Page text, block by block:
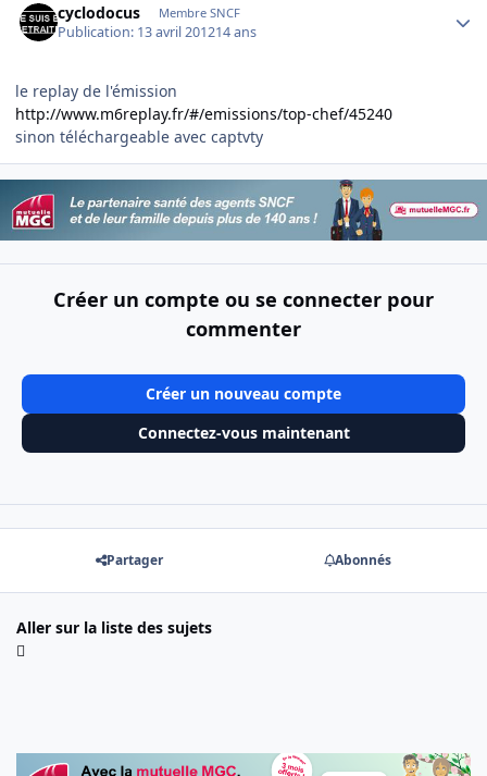
cyclodocus Membre SNCF
Publication: 13 avril 201214 ans
le replay de l'émission
http://www.m6replay.fr/#/emissions/top-chef/45240
sinon téléchargeable avec captvty
Créer un compte ou se connecter pour
commenter
Créer un nouveau compte
Connectez-vous maintenant
Partager Abonnés
Aller sur la liste des sujets